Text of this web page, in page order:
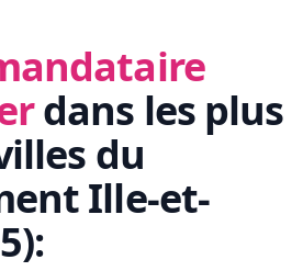
dans les plus
du
Ille-et-
):